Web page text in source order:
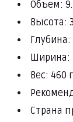
Объем:
Высота:
Глубина:
Ширина:
Вес: 460 г
Страна